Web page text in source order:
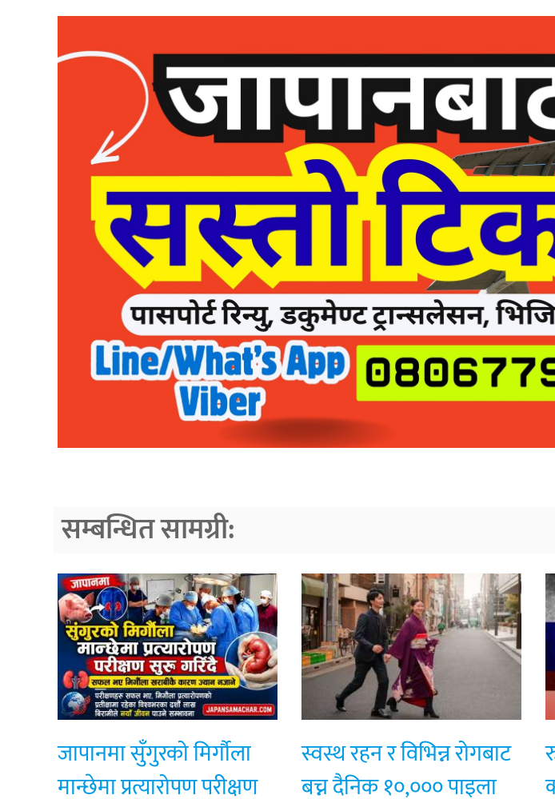
सम्बन्धित सामग्री:
जापानमा सुँगुरको मिर्गौला
मान्छेमा प्रत्यारोपण परीक्षण
स्वस्थ रहन र विभिन्न रोगबाट
बच्न दैनिक १०,००० पाइला